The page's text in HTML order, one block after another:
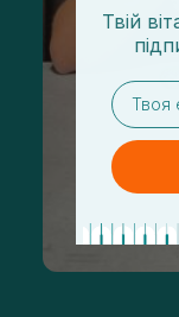
Твій
email